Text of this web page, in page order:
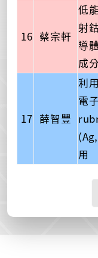
16 蔡宗軒
低
射
導
成
17 薛智豐
利
電
用